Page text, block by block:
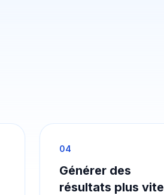
04
Générer des
résultats plus vite